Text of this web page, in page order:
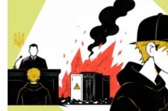
дитина».
річний
підліток
підпалив
шафи
залізниці
на